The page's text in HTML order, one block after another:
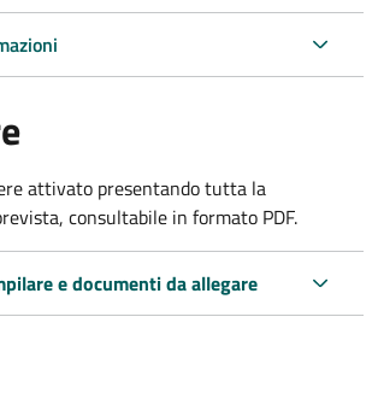
attivato presentando tutta la
consultabile in formato PDF.
e documenti da allegare